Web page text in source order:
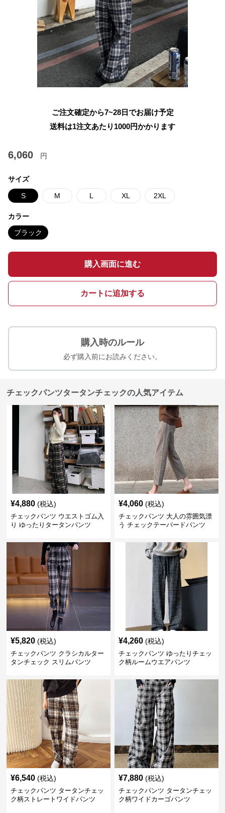
ご注文確定から7~28日でお届け予定
送料は1注文あたり 1000円かかります
6,060 円
サイズ
S M L XL 2XL
カラー
ブラック
購入画面に進む
カートに追加する
購入時のルール
必ず購入前にお読みください。
チェックパンツタータンチェックの人気アイテム
¥4,880 (税込)
チェックパンツ ウエストゴム入
り ゆったりタータンパンツ
¥4,060 (税込)
チェックパンツ 大人の雰囲気漂
う チェックテーパードパンツ
¥5,820 (税込)
チェックパンツ クラシカルター
タンチェック スリムパンツ
¥4,260 (税込)
チェックパンツ ゆったりチェッ
ク柄ルームウエアパンツ
¥6,540 (税込)
チェックパンツ タータンチェッ
ク柄ストレートワイドパンツ
¥7,880 (税込)
チェックパンツ タータンチェッ
ク柄ワイドカーゴパンツ